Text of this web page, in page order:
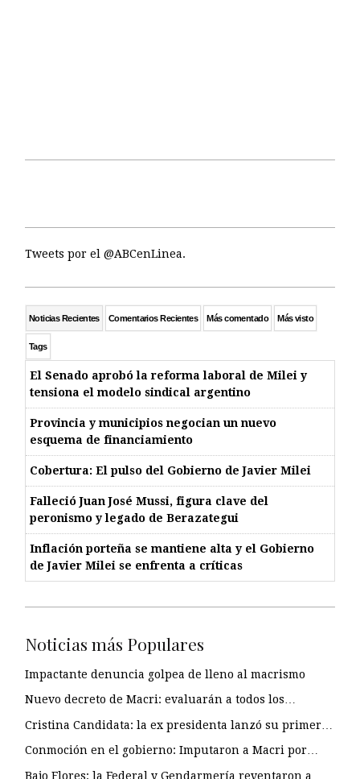
Tweets por el @ABCenLinea.
Noticias Recientes Comentarios Recientes Más comentado Más visto
Tags
El Senado aprobó la reforma laboral de Milei y
tensiona el modelo sindical argentino
Provincia y municipios negocian un nuevo
esquema de financiamiento
Cobertura: El pulso del Gobierno de Javier Milei
Falleció Juan José Mussi, figura clave del
peronismo y legado de Berazategui
Inflación porteña se mantiene alta y el Gobierno
de Javier Milei se enfrenta a críticas
Noticias más Populares
Impactante denuncia golpea de lleno al macrismo
Nuevo decreto de Macri: evaluarán a todos los…
Cristina Candidata: la ex presidenta lanzó su primer…
Conmoción en el gobierno: Imputaron a Macri por…
Bajo Flores: la Federal y Gendarmería reventaron a…